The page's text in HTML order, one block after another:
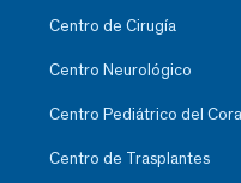
Centro de Cirugía
Centro Neurológico
Centro Pediátrico del
Centro de Trasplantes